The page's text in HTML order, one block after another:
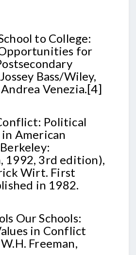
to College:
for
Bass/Wiley,
Venezia.[4]
Political
American
1992, 3rd edition),
Wirt. First
in 1982.
Our Schools:
in Conflict
Freeman,